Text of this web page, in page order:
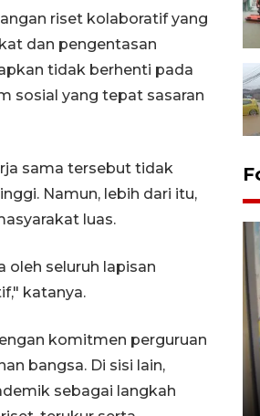
riset kolaboratif yang
dan pengentasan
tidak berhenti pada
sosial yang tepat sasaran
sama tersebut tidak
Namun, lebih dari itu,
luas.
oleh seluruh lapisan
katanya.
komitmen perguruan
bangsa. Di sisi lain,
sebagai langkah
pembentukan
Merah Putih di
2026 10:33 WIB